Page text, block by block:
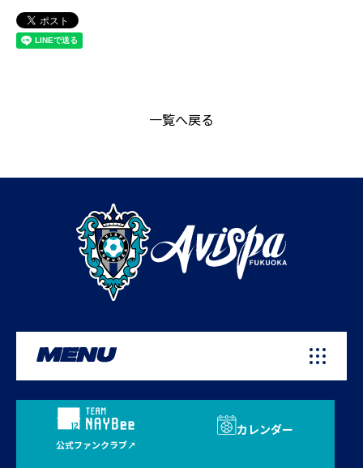
一覧へ戻る
MENU
公式ファンクラブ
カレンダー